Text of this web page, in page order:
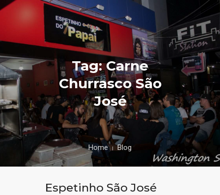
Tag: Carne
Churrasco São
José
Home Blog
Espetinho São José